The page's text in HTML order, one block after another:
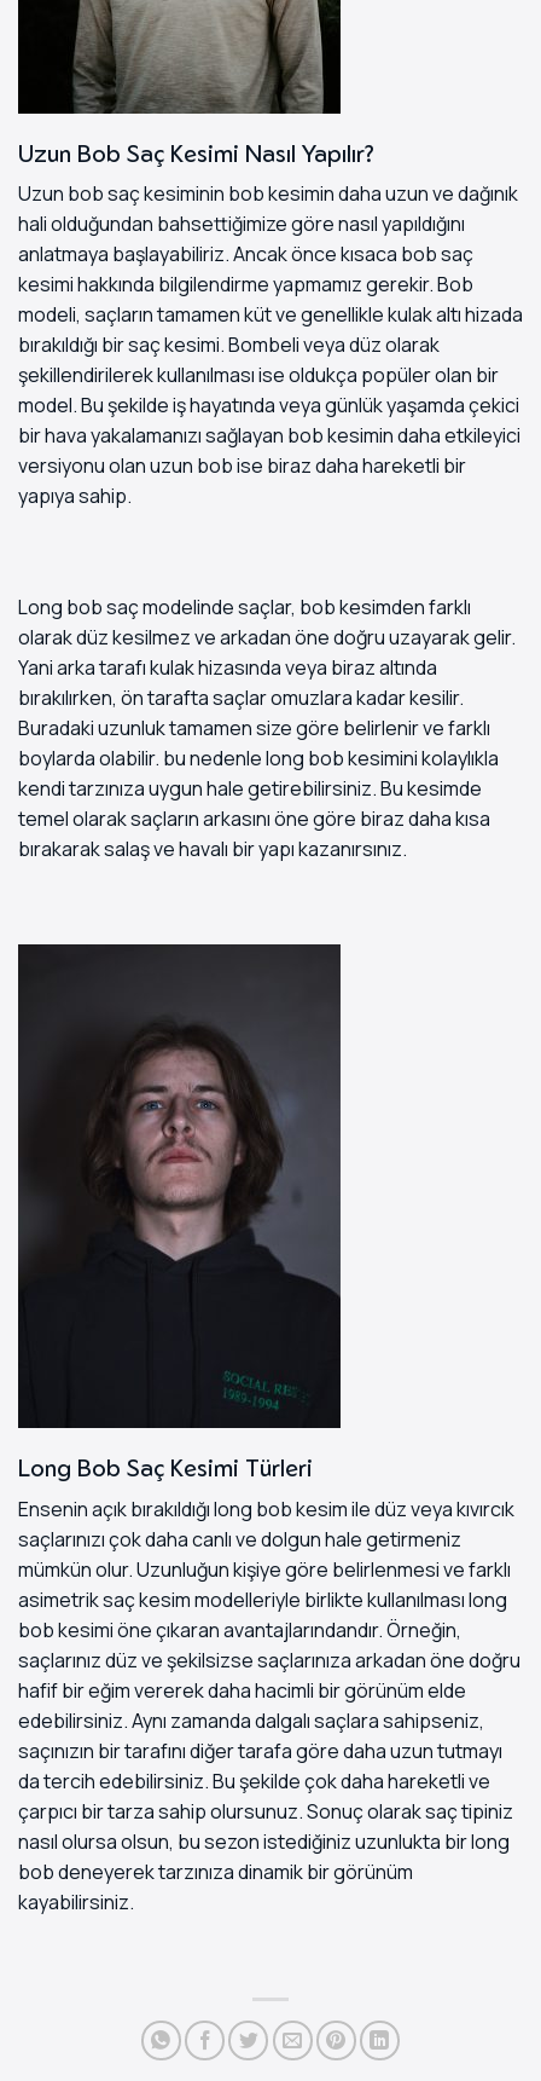
Uzun Bob Saç Kesimi Nasıl Yapılır?
Uzun bob saç kesiminin bob kesimin daha uzun ve dağınık
hali olduğundan bahsettiğimize göre nasıl yapıldığını
anlatmaya başlayabiliriz. Ancak önce kısaca bob saç
kesimi hakkında bilgilendirme yapmamız gerekir. Bob
modeli, saçların tamamen küt ve genellikle kulak altı hizada
bırakıldığı bir saç kesimi. Bombeli veya düz olarak
şekillendirilerek kullanılması ise oldukça popüler olan bir
model. Bu şekilde iş hayatında veya günlük yaşamda çekici
bir hava yakalamanızı sağlayan bob kesimin daha etkileyici
versiyonu olan uzun bob ise biraz daha hareketli bir
yapıya sahip.
Long bob saç modelinde saçlar, bob kesimden farklı
olarak düz kesilmez ve arkadan öne doğru uzayarak gelir.
Yani arka tarafı kulak hizasında veya biraz altında
bırakılırken, ön tarafta saçlar omuzlara kadar kesilir.
Buradaki uzunluk tamamen size göre belirlenir ve farklı
boylarda olabilir. bu nedenle long bob kesimini kolaylıkla
kendi tarzınıza uygun hale getirebilirsiniz. Bu kesimde
temel olarak saçların arkasını öne göre biraz daha kısa
bırakarak salaş ve havalı bir yapı kazanırsınız.
Long Bob Saç Kesimi Türleri
Ensenin açık bırakıldığı long bob kesim ile düz veya kıvırcık
saçlarınızı çok daha canlı ve dolgun hale getirmeniz
mümkün olur. Uzunluğun kişiye göre belirlenmesi ve farklı
asimetrik saç kesim modelleriyle birlikte kullanılması long
bob kesimi öne çıkaran avantajlarındandır. Örneğin,
saçlarınız düz ve şekilsizse saçlarınıza arkadan öne doğru
hafif bir eğim vererek daha hacimli bir görünüm elde
edebilirsiniz. Aynı zamanda dalgalı saçlara sahipseniz,
saçınızın bir tarafını diğer tarafa göre daha uzun tutmayı
da tercih edebilirsiniz. Bu şekilde çok daha hareketli ve
çarpıcı bir tarza sahip olursunuz. Sonuç olarak saç tipiniz
nasıl olursa olsun, bu sezon istediğiniz uzunlukta bir long
bob deneyerek tarzınıza dinamik bir görünüm
kayabilirsiniz.